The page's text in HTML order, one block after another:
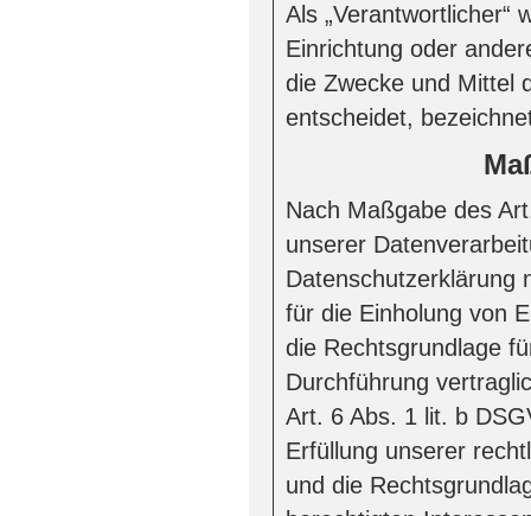
Als „Verantwortlicher“
Einrichtung oder
die Zwecke und Mittel
entscheidet,
Nach Maßgabe des
unserer
Datenschutzerklärung
für die Einholung von
die Rechtsgrundlage
Durchführung
Art. 6 Abs. 1 lit. b
Erfüllung unserer
und die